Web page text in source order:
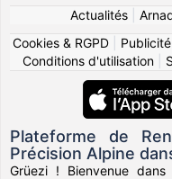
Actualités|
Cookies & RGPD
Publicité
Conditions d'utilisation|
Plateforme de
Précision Alpine
Grüezi ! Bienvenue